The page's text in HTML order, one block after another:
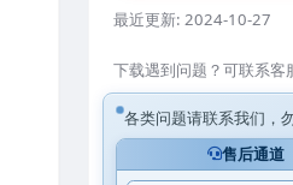
最近更新: 2024-10-27
下载遇到问题？可联系客
各类问题请联系我们，勿
售后通道